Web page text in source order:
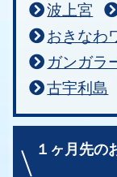
波上宮
おきなわ
ガンガラ
古宇利島
１ヶ月先の